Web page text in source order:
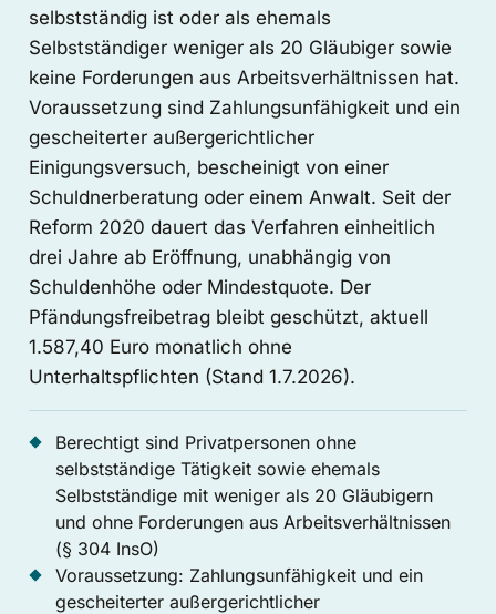
selbstständig ist oder als ehemals
Selbstständiger weniger als 20 Gläubiger sowie
keine Forderungen aus Arbeitsverhältnissen hat.
Voraussetzung sind Zahlungsunfähigkeit und ein
gescheiterter außergerichtlicher
Einigungsversuch, bescheinigt von einer
Schuldnerberatung oder einem Anwalt. Seit der
Reform 2020 dauert das Verfahren einheitlich
drei Jahre ab Eröffnung, unabhängig von
Schuldenhöhe oder Mindestquote. Der
Pfändungsfreibetrag bleibt geschützt, aktuell
1.587,40 Euro monatlich ohne
Unterhaltspflichten (Stand 1.7.2026).
Berechtigt sind Privatpersonen ohne
selbstständige Tätigkeit sowie ehemals
Selbstständige mit weniger als 20 Gläubigern
und ohne Forderungen aus Arbeitsverhältnissen
(§ 304 InsO)
Voraussetzung: Zahlungsunfähigkeit und ein
gescheiterter außergerichtlicher